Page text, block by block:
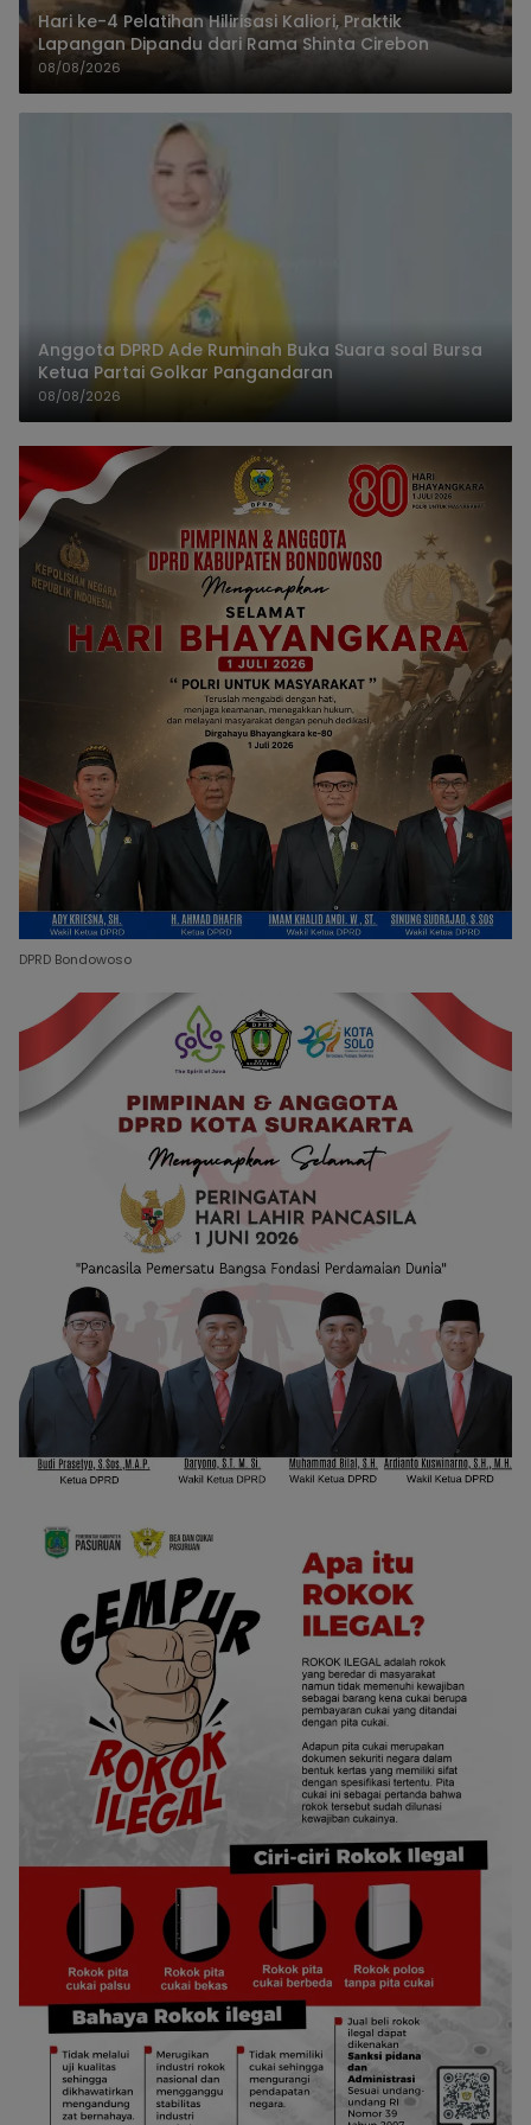
Hari ke-4 Pelatihan Hilirisasi Kaliori, Praktik
Lapangan Dipandu dari Rama Shinta Cirebon
08/08/2026
Anggota DPRD Ade Ruminah Buka Suara soal Bursa
Ketua Partai Golkar Pangandaran
08/08/2026
DPRD Bondowoso